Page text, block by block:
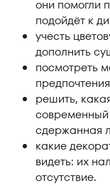
они помогли
подойдёт к
учесть
дополнить
посмотреть
решить,
сдержанная
какие
видеть: их
отсутствие.